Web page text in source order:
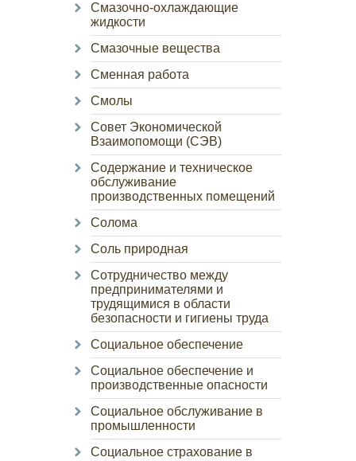
Смазочно-охлаждающие
жидкости
Смазочные вещества
Сменная работа
Смолы
Совет Экономической
Взаимопомощи (СЭВ)
Содержание и техническое
обслуживание
производственных помещений
Солома
Соль природная
Сотрудничество между
предпринимателями и
трудящимися в области
безопасности и гигиены труда
Социальное обеспечение
Социальное обеспечение и
производственные опасности
Социальное обслуживание в
промышленности
Социальное страхование в